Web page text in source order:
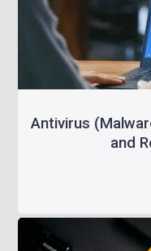
Antivirus
and